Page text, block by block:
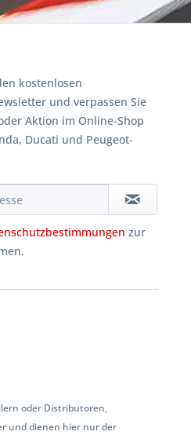
kostenlosen
und verpassen Sie
Aktion im Online-Shop
Ducati und Peugeot-
zur
oder Distributoren,
und dienen hier nur der